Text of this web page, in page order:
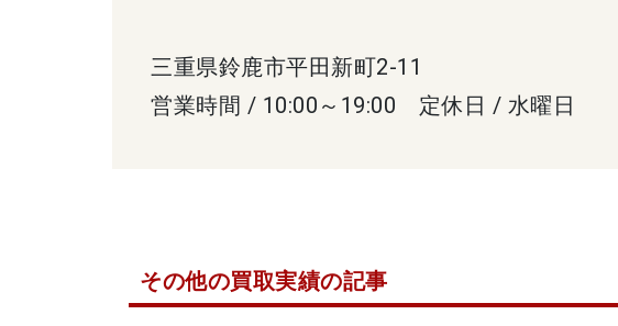
三重県鈴鹿市平田新町2-11
営業時間 / 10:00～19:00 定休日 / 水曜日
その他の買取実績の記事